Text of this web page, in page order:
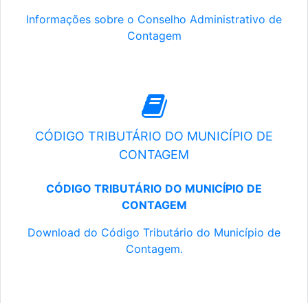
Informações sobre o Conselho Administrativo de
Contagem
CÓDIGO TRIBUTÁRIO DO MUNICÍPIO DE
CONTAGEM
CÓDIGO TRIBUTÁRIO DO MUNICÍPIO DE
CONTAGEM
Download do Código Tributário do Município de
Contagem.